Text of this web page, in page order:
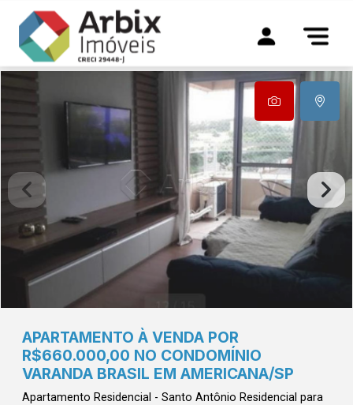
APARTAMENTO À VENDA POR
R$660.000,00 NO CONDOMÍNIO
VARANDA BRASIL EM AMERICANA/SP
Apartamento Residencial - Santo Antônio Residencial para